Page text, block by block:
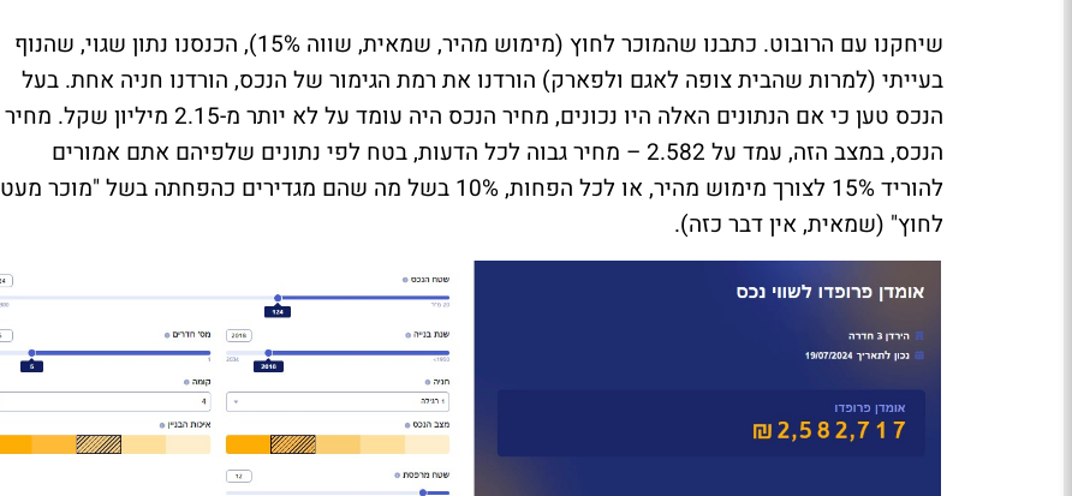
שיחקנו עם הרובוט. כתבנו שהמוכר לחוץ (מימוש מהיר, שמאית, שווה 15%), הכנסנו נתון שגוי, שהנוף
בעייתי (למרות שהבית צופה לאגם ולפארק) הורדנו את רמת הגימור של הנכס, הורדנו חניה אחת. בעל
הנכס טען כי אם הנתונים האלה היו נכונים, מחיר הנכס היה עומד על לא יותר מ-2.15 מיליון שקל. מחיר
הנכס, במצב הזה, עמד על 2.582 – מחיר גבוה לכל הדעות, בטח לפי נתונים שלפיהם אתם אמורים
להוריד 15% לצורך מימוש מהיר, או לכל הפחות, 10% בשל מה שהם מגדירים כהפחתה בשל "מוכר מעט
לחוץ" (שמאית, אין דבר כזה).